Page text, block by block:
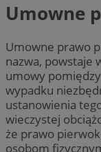
Umowne
Umowne prawo
nazwa, powstaje
umowy
wypadku
ustanowienia
wieczystej
że prawo
osobom